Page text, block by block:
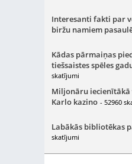
Interesanti fakti par
biržu namiem
Kādas pārmaiņas
tiešsaistes spēles
skatījumi
Miljonāru iecienītākā
Karlo kazino - 52960
Labākās bibliotēkas
skatījumi